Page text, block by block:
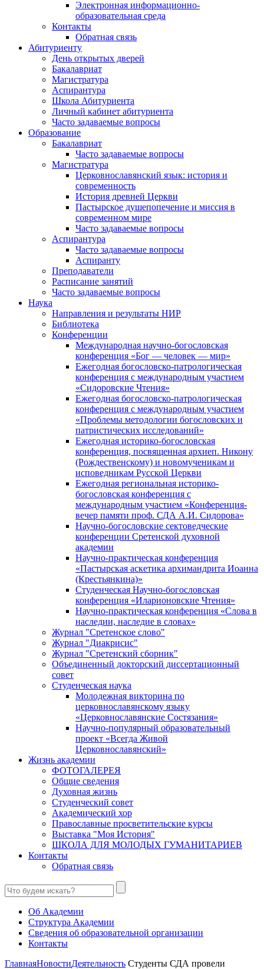
Электронная информационно-
образовательная среда
Контакты
Обратная связь
Абитуриенту
День открытых дверей
Бакалавриат
Магистратура
Аспирантура
Школа Абитуриента
Личный кабинет абитуриента
Часто задаваемые вопросы
Образование
Бакалавриат
Часто задаваемые вопросы
Магистратура
Церковнославянский язык: история и
современность
История древней Церкви
Пастырское душепопечение и миссия в
современном мире
Часто задаваемые вопросы
Аспирантура
Часто задаваемые вопросы
Аспиранту
Преподаватели
Расписание занятий
Часто задаваемые вопросы
Наука
Направления и результаты НИР
Библиотека
Конференции
Международная научно-богословская
конференция «Бог — человек — мир»
Ежегодная богословско-патрологическая
конференция с международным участием
«Сидоровские Чтения»
Ежегодная богословско-патрологическая
конференция с международным участием
«Проблемы методологии богословских и
патристических исследований»
Ежегодная историко-богословская
конференция, посвященная архиеп. Никону
(Рождественскому) и новомученикам и
исповедникам Русской Церкви
Ежегодная региональная историко-
богословская конференция с
международным участием «Конференция-
вечер памяти проф. СДА А.И. Сидорова»
Научно-богословские сектоведческие
конференции Сретенской духовной
академии
Научно-практическая конференция
«Пастырская аскетика архимандрита Иоанна
(Крестьянкина)»
Студенческая Научно-богословская
конференция «Иларионовские Чтения»
Научно-практическая конференция «Cлова в
наследии, наследие в словах»
Журнал "Сретенское слово"
Журнал "Диакрисис"
Журнал "Сретенский сборник"
Объединенный докторский диссертационный
совет
Студенческая наука
Молодежная викторина по
церковнославянскому языку
«Церковнославянские Состязания»
Научно-популярный образовательный
проект «Всегда Живой
Церковнославянский»
Жизнь академии
ФОТОГАЛЕРЕЯ
Общие сведения
Духовная жизнь
Студенческий совет
Академический хор
Православные просветительские курсы
Выставка "Моя История"
ШКОЛА ДЛЯ МОЛОДЫХ ГУМАНИТАРИЕВ
Контакты
Обратная связь
Об Академии
Структура Академии
Сведения об образовательной организации
Контакты
ГлавнаяНовостиДеятельность Студенты СДА провели